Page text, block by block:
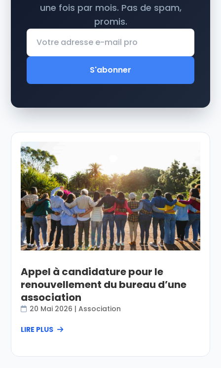
une fois par mois. Pas de spam,
promis.
S'abonner
Appel à candidature pour le
renouvellement du bureau d’une
association
20 Mai 2026 |Association
LIRE PLUS